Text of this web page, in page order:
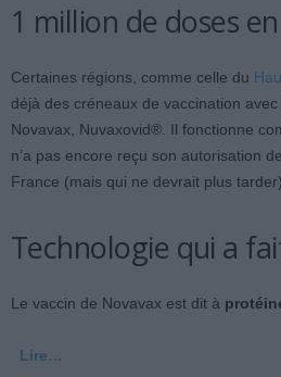
1 million de doses
Certaines régions, comme celle du
déjà des créneaux de vaccination
Novavax, Nuvaxovid®. Il fonctionne
n’a pas encore reçu son autorisation
France (mais qui ne devrait plus
Technologie qui a
Le vaccin de Novavax est dit à
Lire…